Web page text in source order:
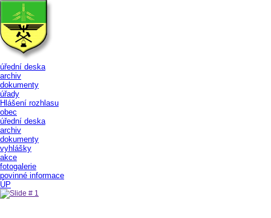
úřední deska
archiv
dokumenty
úřady
Hlášení rozhlasu
obec
úřední deska
archiv
dokumenty
vyhlášky
akce
fotogalerie
povinné informace
ÚP